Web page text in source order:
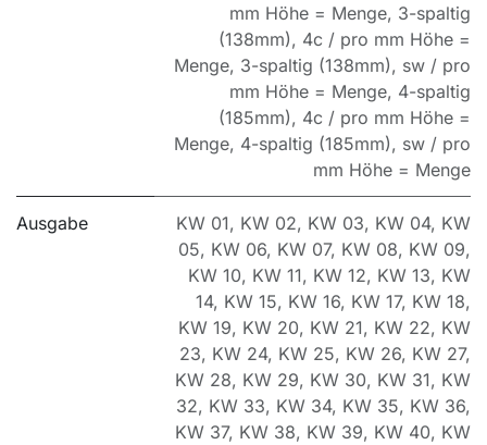
mm Höhe = Menge, 3-spaltig
(138mm), 4c / pro mm Höhe =
Menge, 3-spaltig (138mm), sw / pro
mm Höhe = Menge, 4-spaltig
(185mm), 4c / pro mm Höhe =
Menge, 4-spaltig (185mm), sw / pro
mm Höhe = Menge
Ausgabe KW 01, KW 02, KW 03, KW 04, KW
05, KW 06, KW 07, KW 08, KW 09,
KW 10, KW 11, KW 12, KW 13, KW
14, KW 15, KW 16, KW 17, KW 18,
KW 19, KW 20, KW 21, KW 22, KW
23, KW 24, KW 25, KW 26, KW 27,
KW 28, KW 29, KW 30, KW 31, KW
32, KW 33, KW 34, KW 35, KW 36,
KW 37, KW 38, KW 39, KW 40, KW